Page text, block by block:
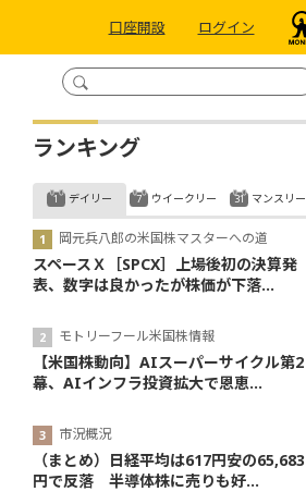
口座開設 ログイン
ランキング
デイリー
岡元兵八郎の米国株マスターへの道
スペースＸ［SPCX］上場後初の決算発
表、数字は良かったが株価が下落...
モトリーフール米国株情報
【米国株動向】AIスーパーサイクル第2
幕、AIインフラ投資拡大で恩恵...
市況概況
（まとめ）日経平均は617円安の65,683
円で反落 半導体株に売りも好...
ウイークリー マンスリー